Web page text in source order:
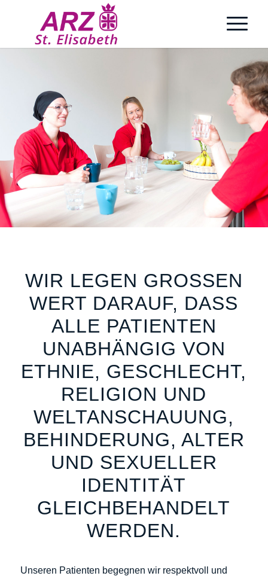
WIR LEGEN GROSSEN W
ERT DARAUF, DASS A
LLE PATIENTEN U
NABHÄNGIG VON E
THNIE, GESCHLECHT, R
ELIGION UND W
ELTANSCHAUUNG, B
EHINDERUNG, ALTER U
ND SEXUELLER I
DENTITÄT G
LEICHBEHANDELT W
ERDEN.
Unseren Patienten begegnen wir respektvoll und